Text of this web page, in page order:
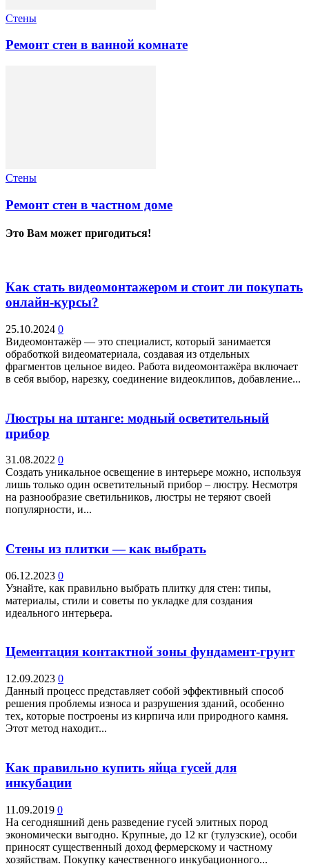
Стены
Ремонт стен в ванной комнате
Стены
Ремонт стен в частном доме
Это Вам может пригодиться!
Как стать видеомонтажером и стоит ли покупать
онлайн-курсы?
25.10.2024 0
Видеомонтажёр — это специалист, который занимается
обработкой видеоматериала, создавая из отдельных
фрагментов цельное видео. Работа видеомонтажёра включает
в себя выбор, нарезку, соединение видеоклипов, добавление...
Люстры на штанге: модный осветительный
прибор
31.08.2022 0
Создать уникальное освещение в интерьере можно, используя
лишь только один осветительный прибор – люстру. Несмотря
на разнообразие светильников, люстры не теряют своей
популярности, и...
Стены из плитки — как выбрать
06.12.2023 0
Узнайте, как правильно выбрать плитку для стен: типы,
материалы, стили и советы по укладке для создания
идеального интерьера.
Цементация контактной зоны фундамент-грунт
12.09.2023 0
Данный процесс представляет собой эффективный способ
решения проблемы износа и разрушения зданий, особенно
тех, которые построены из кирпича или природного камня.
Этот метод находит...
Как правильно купить яйца гусей для
инкубации
11.09.2019 0
На сегодняшний день разведение гусей элитных пород
экономически выгодно. Крупные, до 12 кг (тулузские), особи
приносят существенный доход фермерскому и частному
хозяйствам. Покупку качественного инкубационного...